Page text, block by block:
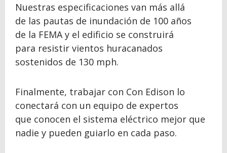
Nuestras especificaciones van más allá
de las pautas de inundación de 100 años
de la FEMA y el edificio se construirá
para resistir vientos huracanados
sostenidos de 130 mph.
Finalmente, trabajar con Con Edison lo
conectará con un equipo de expertos
que conocen el sistema eléctrico mejor que
nadie y pueden guiarlo en cada paso.